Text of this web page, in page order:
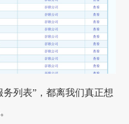
务列表”，都离我们真正想